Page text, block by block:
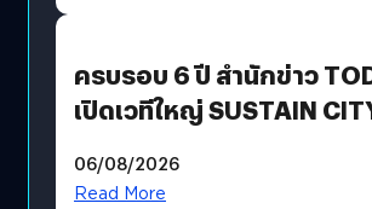
ครบรอบ 6 ปี สำนักข่าว
เปิดเวทีใหญ่ SUSTAIN
แนวทางปรับตัวสู่เศรษฐกิจสี
06/08/2026
Read More